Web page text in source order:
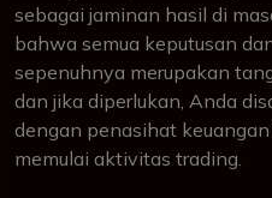
sebagai jaminan hasil di
bahwa semua keputusan
sepenuhnya merupakan
dan jika diperlukan, Anda
dengan penasihat
memulai aktivitas trading.